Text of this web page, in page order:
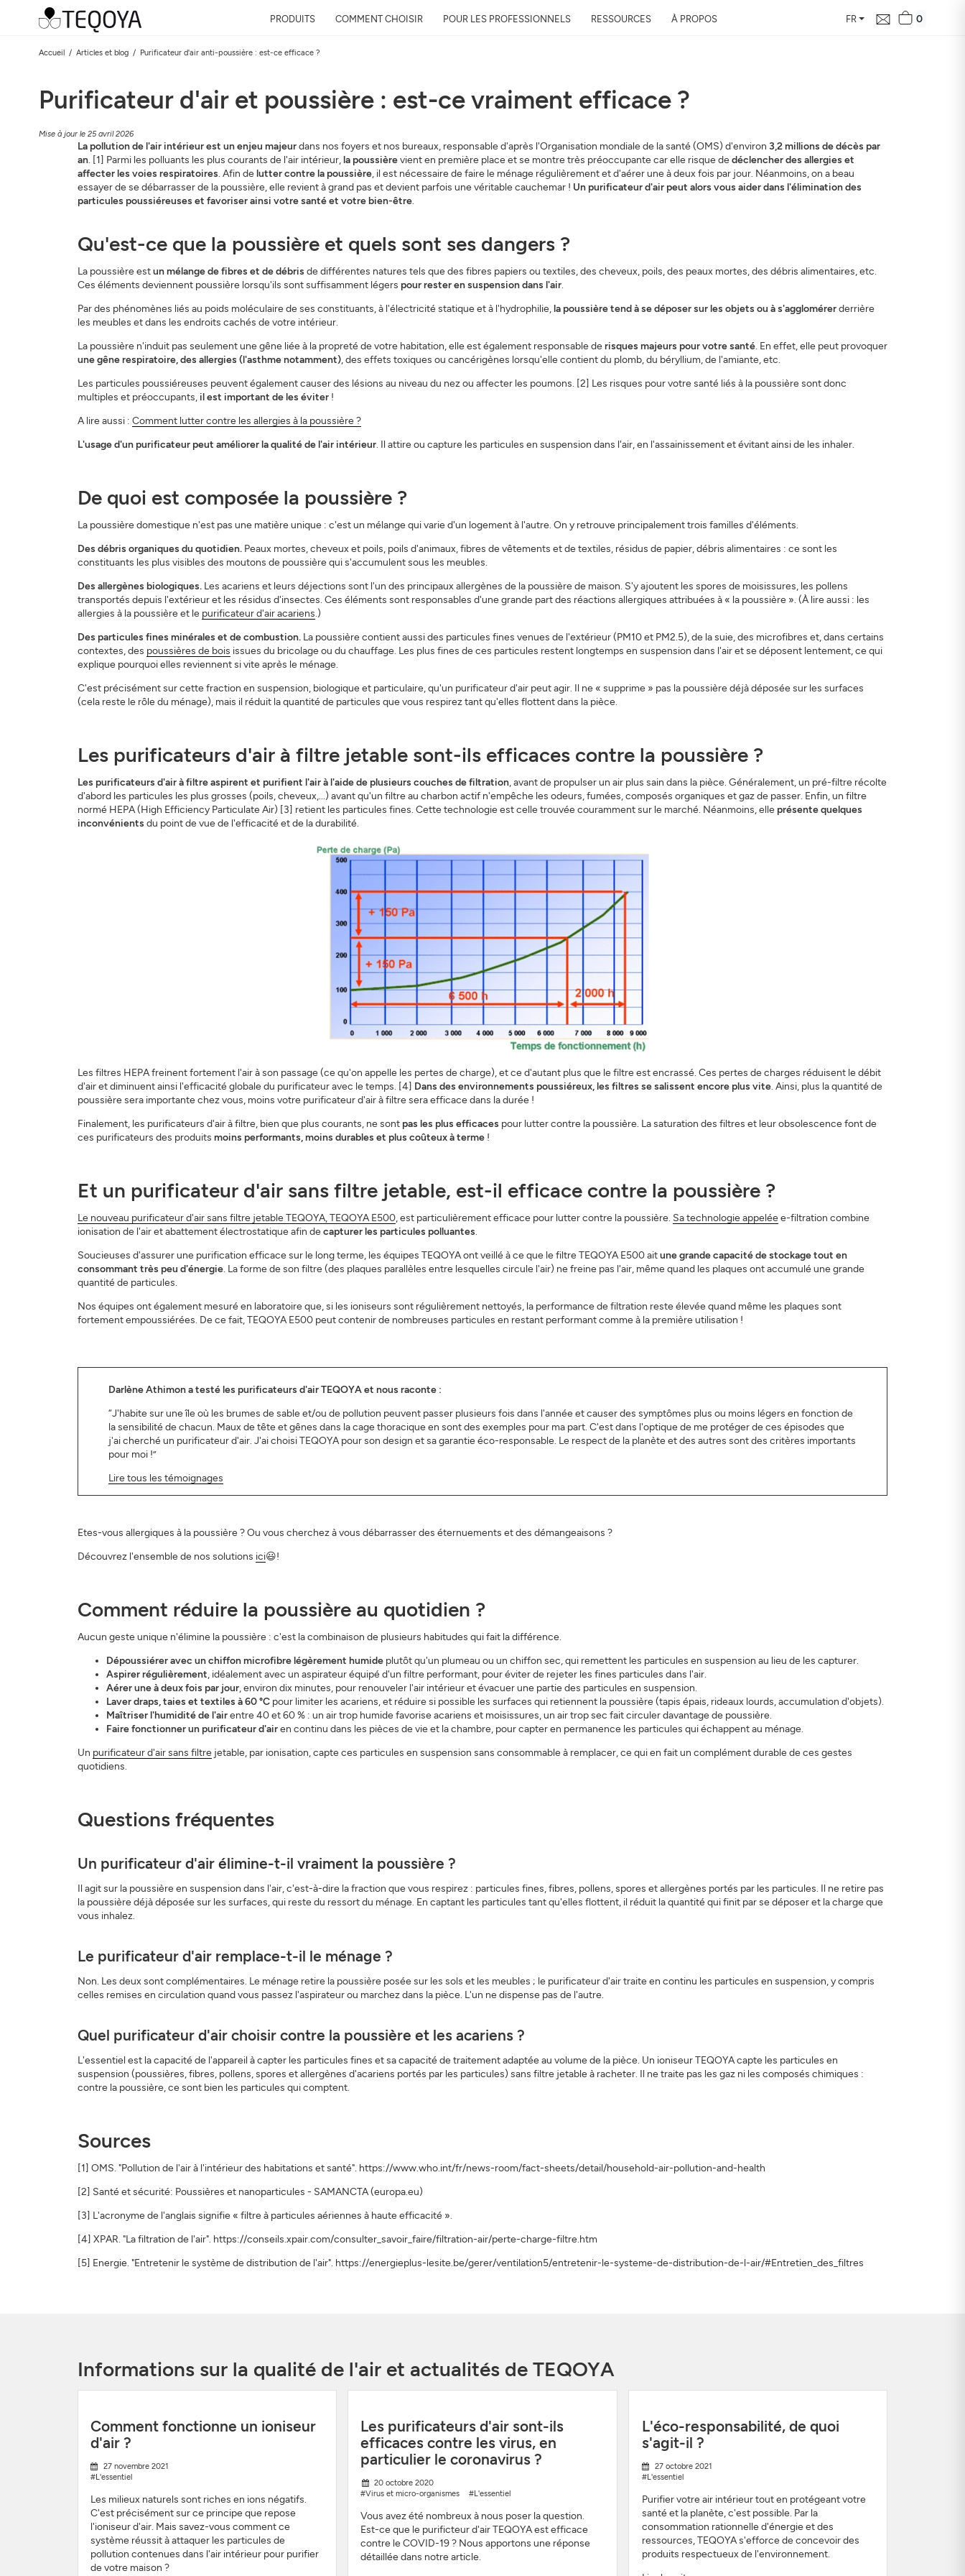
PRODUITS COMMENT CHOISIR POUR LES PROFESSIONNELS RESSOURCES À PROPOS FR 0
Accueil Articles et blog Purificateur d'air anti-poussière : est-ce efficace ?
Purificateur d'air et poussière : est-ce vraiment efficace ?
Mise à jour le 25 avril 2026
La pollution de l'air intérieur est un enjeu majeurdans nos foyers et nos bureaux, responsable d'après l'Organisation mondiale de la santé (OMS) d'environ 3,2 millions de décès par
an. [1] Parmi les polluants les plus courants de l'air intérieur,la poussièrevient en première place et se montre très préoccupante car elle risque dedéclencher des allergies et
affecter les voies respiratoires. Afin delutter contre la poussière, il est nécessaire de faire le ménage régulièrement et d'aérer une à deux fois par jour. Néanmoins, on a beau
essayer de se débarrasser de la poussière, elle revient à grand pas et devient parfois une véritable cauchemar ! Un purificateur d'air peut alors vous aider dans l'élimination des
particules poussiéreuses et favoriser ainsi votre santé et votre bien-être.
Qu'est-ce que la poussière et quels sont ses dangers ?
La poussière estun mélange de fibres et de débris de différentes natures tels que des fibres papiers ou textiles, des cheveux, poils, des peaux mortes, des débris alimentaires, etc.
Ces éléments deviennent poussière lorsqu'ils sont suffisamment légers pour rester en suspension dans l'air.
Par des phénomènes liés au poids moléculaire de ses constituants, à l'électricité statique et à l'hydrophilie,la poussière tend à se déposer sur les objets ou à s'agglomérerderrière
les meubles et dans les endroits cachés de votre intérieur.
La poussière n'induit pas seulement une gêne liée à la propreté de votre habitation, elle est également responsable derisques majeurs pour votre santé. En effet, elle peut provoquer
une gêne respiratoire, des allergies (l'asthme notamment), des effets toxiques ou cancérigènes lorsqu'elle contient du plomb, du béryllium, de l'amiante, etc.
Les particules poussiéreuses peuvent également causer des lésions au niveau du nez ou affecter les poumons. [2] Les risques pour votre santé liés à la poussière sont donc
multiples et préoccupants, il est important de les éviter !
A lire aussi : Comment lutter contre les allergies à la poussière ?
L'usage d'un purificateur peut améliorer la qualité de l'air intérieur. Il attire ou capture les particules en suspension dans l'air, en l'assainissement et évitant ainsi de les inhaler.
De quoi est composée la poussière ?
La poussière domestique n'est pas une matière unique : c'est un mélange qui varie d'un logement à l'autre. On y retrouve principalement trois familles d'éléments.
Des débris organiques du quotidien.Peaux mortes, cheveux et poils, poils d'animaux, fibres de vêtements et de textiles, résidus de papier, débris alimentaires : ce sont les
constituants les plus visibles des moutons de poussière qui s'accumulent sous les meubles.
Des allergènes biologiques.Les acariens et leurs déjections sont l'un des principaux allergènes de la poussière de maison. S'y ajoutent les spores de moisissures, les pollens
transportés depuis l'extérieur et les résidus d'insectes. Ces éléments sont responsables d'une grande part des réactions allergiques attribuées à « la poussière ». (À lire aussi : les
allergies à la poussière et le purificateur d'air acariens.)
Des particules fines minérales et de combustion.La poussière contient aussi des particules fines venues de l'extérieur (PM10 et PM2.5), de la suie, des microfibres et, dans certains
contextes, des poussières de bois issues du bricolage ou du chauffage. Les plus fines de ces particules restent longtemps en suspension dans l'air et se déposent lentement, ce qui
explique pourquoi elles reviennent si vite après le ménage.
C'est précisément sur cette fraction en suspension, biologique et particulaire, qu'un purificateur d'air peut agir. Il ne « supprime » pas la poussière déjà déposée sur les surfaces
(cela reste le rôle du ménage), mais il réduit la quantité de particules que vous respirez tant qu'elles flottent dans la pièce.
Les purificateurs d'air à filtre jetable sont-ils efficaces contre la poussière ?
Les purificateurs d'air à filtre aspirent et purifient l'air à l'aide de plusieurs couches de filtration, avant de propulser un air plus sain dans la pièce. Généralement, un pré-filtre récolte
d'abord les particules les plus grosses (poils, cheveux,...) avant qu'un filtre au charbon actif n'empêche les odeurs, fumées, composés organiques et gaz de passer. Enfin, un filtre
normé HEPA (High Efficiency Particulate Air) [3] retient les particules fines. Cette technologie est celle trouvée couramment sur le marché. Néanmoins, elle présente quelques
inconvénients du point de vue de l'efficacité et de la durabilité.
Les filtres HEPA freinent fortement l'air à son passage (ce qu'on appelle les pertes de charge), et ce d'autant plus que le filtre est encrassé. Ces pertes de charges réduisent le débit
d'air et diminuent ainsi l'efficacité globale du purificateur avec le temps. [4] Dans des environnements poussiéreux, les filtres se salissent encore plus vite. Ainsi, plus la quantité de
poussière sera importante chez vous, moins votre purificateur d'air à filtre sera efficace dans la durée !
Finalement, les purificateurs d'air à filtre, bien que plus courants, ne sont pas les plus efficaces pour lutter contre la poussière. La saturation des filtres et leur obsolescence font de
ces purificateurs des produits moins performants, moins durables et plus coûteux à terme !
Et un purificateur d'air sans filtre jetable, est-il efficace contre la poussière ?
Le nouveau purificateur d'air sans filtre jetable TEQOYA, TEQOYA E500, est particulièrement efficace pour lutter contre la poussière. Sa technologie appeléee-filtration combine
ionisation de l'air et abattement électrostatique afin decapturer les particules polluantes.
Soucieuses d'assurer une purification efficace sur le long terme, les équipes TEQOYA ont veillé à ce que le filtre TEQOYA E500 aitune grande capacité de stockage tout en
consommant très peu d'énergie. La forme de son filtre (des plaques parallèles entre lesquelles circule l'air) ne freine pas l'air, même quand les plaques ont accumulé une grande
quantité de particules.
Nos équipes ont également mesuré en laboratoire que, si les ioniseurs sont régulièrement nettoyés, la performance de filtration reste élevée quand même les plaques sont
fortement empoussiérées. De ce fait, TEQOYA E500 peut contenir de nombreuses particules en restant performant comme à la première utilisation !
Darlène Athimon a testé les purificateurs d'air TEQOYA et nous raconte :
“J'habite sur une île où les brumes de sable et/ou de pollution peuvent passer plusieurs fois dans l'année et causer des symptômes plus ou moins légers en fonction de
la sensibilité de chacun. Maux de tête et gênes dans la cage thoracique en sont des exemples pour ma part. C'est dans l'optique de me protéger de ces épisodes que
j'ai cherché un purificateur d'air. J'ai choisi TEQOYA pour son design et sa garantie éco-responsable. Le respect de la planète et des autres sont des critères importants
pour moi !”
Lire tous les témoignages
Etes-vous allergiques à la poussière ? Ou vous cherchez à vous débarrasser des éternuements et des démangeaisons ?
Découvrez l'ensemble de nos solutions ici😃!
Comment réduire la poussière au quotidien ?
Aucun geste unique n'élimine la poussière : c'est la combinaison de plusieurs habitudes qui fait la différence.
Dépoussiérer avec un chiffon microfibre légèrement humideplutôt qu'un plumeau ou un chiffon sec, qui remettent les particules en suspension au lieu de les capturer.
Aspirer régulièrement, idéalement avec un aspirateur équipé d'un filtre performant, pour éviter de rejeter les fines particules dans l'air.
Aérer une à deux fois par jour, environ dix minutes, pour renouveler l'air intérieur et évacuer une partie des particules en suspension.
Laver draps, taies et textiles à 60 °Cpour limiter les acariens, et réduire si possible les surfaces qui retiennent la poussière (tapis épais, rideaux lourds, accumulation d'objets).
Maîtriser l'humidité de l'airentre 40 et 60 % : un air trop humide favorise acariens et moisissures, un air trop sec fait circuler davantage de poussière.
Faire fonctionner un purificateur d'airen continu dans les pièces de vie et la chambre, pour capter en permanence les particules qui échappent au ménage.
Un purificateur d'air sans filtrejetable, par ionisation, capte ces particules en suspension sans consommable à remplacer, ce qui en fait un complément durable de ces gestes
quotidiens.
Questions fréquentes
Un purificateur d'air élimine-t-il vraiment la poussière ?
Il agit sur la poussière en suspension dans l'air, c'est-à-dire la fraction que vous respirez : particules fines, fibres, pollens, spores et allergènes portés par les particules. Il ne retire pas
la poussière déjà déposée sur les surfaces, qui reste du ressort du ménage. En captant les particules tant qu'elles flottent, il réduit la quantité qui finit par se déposer et la charge que
vous inhalez.
Le purificateur d'air remplace-t-il le ménage ?
Non. Les deux sont complémentaires. Le ménage retire la poussière posée sur les sols et les meubles ; le purificateur d'air traite en continu les particules en suspension, y compris
celles remises en circulation quand vous passez l'aspirateur ou marchez dans la pièce. L'un ne dispense pas de l'autre.
Quel purificateur d'air choisir contre la poussière et les acariens ?
L'essentiel est la capacité de l'appareil à capter les particules fines et sa capacité de traitement adaptée au volume de la pièce. Un ioniseur TEQOYA capte les particules en
suspension (poussières, fibres, pollens, spores et allergènes d'acariens portés par les particules) sans filtre jetable à racheter. Il ne traite pas les gaz ni les composés chimiques :
contre la poussière, ce sont bien les particules qui comptent.
Sources
[1] OMS. "Pollution de l'air à l'intérieur des habitations et santé". https://www.who.int/fr/news-room/fact-sheets/detail/household-air-pollution-and-health
[2] Santé et sécurité: Poussières et nanoparticules - SAMANCTA (europa.eu)
[3] L'acronyme de l'anglais signifie « filtre à particules aériennes à haute efficacité ».
[4] XPAR. "La filtration de l'air". https://conseils.xpair.com/consulter_savoir_faire/filtration-air/perte-charge-filtre.htm
[5] Energie. "Entretenir le système de distribution de l'air". https://energieplus-lesite.be/gerer/ventilation5/entretenir-le-systeme-de-distribution-de-l-air/#Entretien_des_filtres
Informations sur la qualité de l'air et actualités de TEQOYA
Comment fonctionne un ioniseur
d'air ?
27 novembre 2021
#L'essentiel
Les milieux naturels sont riches en ions négatifs.
C'est précisément sur ce principe que repose
l'ioniseur d'air. Mais savez-vous comment ce
système réussit à attaquer les particules de
pollution contenues dans l'air intérieur pour purifier
de votre maison ?
Les purificateurs d'air sont-ils
efficaces contre les virus, en
particulier le coronavirus ?
20 octobre 2020
#Virus et micro-organismes
#L'essentiel
Vous avez été nombreux à nous poser la question.
Est-ce que le purificteur d'air TEQOYA est efficace
contre le COVID-19 ? Nous apportons une réponse
détaillée dans notre article.
L'éco-responsabilité, de quoi
s'agit-il ?
27 octobre 2021
#L'essentiel
Purifier votre air intérieur tout en protégeant votre
santé et la planète, c'est possible. Par la
consommation rationnelle d'énergie et des
ressources, TEQOYA s'efforce de concevoir des
produits respectueux de l'environnement.
qualité près de chez vous en 24h
Découvrez la qualité de l’air autour de votre domicile, son
évolution et son impact sur votre santé
Adresse
S'INSCRIRE FERMER